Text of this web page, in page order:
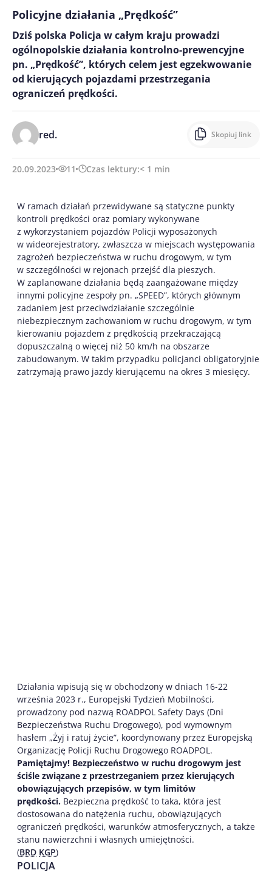
Policyjne działania „Prędkość”
Dziś polska Policja w całym kraju prowadzi
ogólnopolskie działania kontrolno-prewencyjne
pn. „Prędkość”, których celem jest egzekwowanie
od kierujących pojazdami przestrzegania
ograniczeń prędkości.
red. Skopiuj link
20.09.2023 11 Czas lektury:< 1 min
W ramach działań przewidywane są statyczne punkty
kontroli prędkości oraz pomiary wykonywane
z wykorzystaniem pojazdów Policji wyposażonych
w wideorejestratory, zwłaszcza w miejscach występowania
zagrożeń bezpieczeństwa w ruchu drogowym, w tym
w szczególności w rejonach przejść dla pieszych.
W zaplanowane działania będą zaangażowane między
innymi policyjne zespoły pn. „SPEED”, których głównym
zadaniem jest przeciwdziałanie szczególnie
niebezpiecznym zachowaniom w ruchu drogowym, w tym
kierowaniu pojazdem z prędkością przekraczającą
dopuszczalną o więcej niż 50 km/h na obszarze
zabudowanym. W takim przypadku policjanci obligatoryjnie
zatrzymają prawo jazdy kierującemu na okres 3 miesięcy.
Działania wpisują się w obchodzony w dniach 16-22
września 2023 r., Europejski Tydzień Mobilności,
prowadzony pod nazwą ROADPOL Safety Days (Dni
Bezpieczeństwa Ruchu Drogowego), pod wymownym
hasłem „Żyj i ratuj życie”, koordynowany przez Europejską
Organizację Policji Ruchu Drogowego ROADPOL.
Pamiętajmy! Bezpieczeństwo w ruchu drogowym jest
ściśle związane z przestrzeganiem przez kierujących
obowiązujących przepisów, w tym limitów
prędkości. Bezpieczna prędkość to taka, która jest
dostosowana do natężenia ruchu, obowiązujących
ograniczeń prędkości, warunków atmosferycznych, a także
stanu nawierzchni i własnych umiejętności.
(BRD KGP)
POLICJA